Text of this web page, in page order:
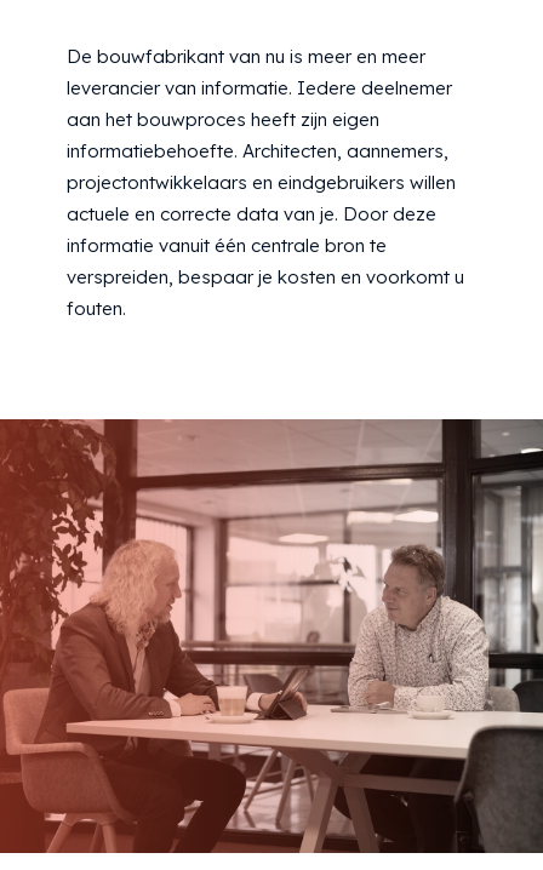
De bouwfabrikant van nu is meer en meer
leverancier van informatie. Iedere deelnemer
aan het bouwproces heeft zijn eigen
informatiebehoefte. Architecten, aannemers,
projectontwikkelaars en eindgebruikers willen
actuele en correcte data van je. Door deze
informatie vanuit één centrale bron te
verspreiden, bespaar je kosten en voorkomt u
fouten.